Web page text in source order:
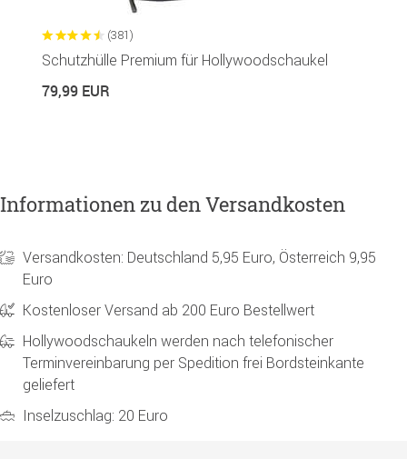
(381)
Schutzhülle Premium für Hollywoodschaukel
79,99 EUR
Informationen zu den Versandkosten
Versandkosten: Deutschland 5,95 Euro, Österreich 9,95
Euro
Kostenloser Versand ab 200 Euro Bestellwert
Hollywoodschaukeln werden nach telefonischer
Terminvereinbarung per Spedition frei Bordsteinkante
geliefert
Inselzuschlag: 20 Euro